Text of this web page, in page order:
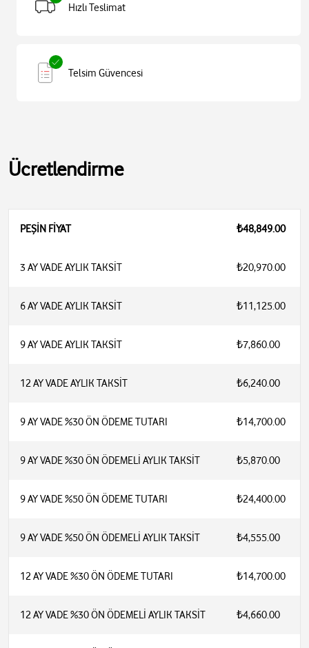
Hızlı Teslimat
Telsim Güvencesi
Ücretlendirme
PEŞİN FİYAT ₺48,849.00
3 AY VADE AYLIK TAKSİT ₺20,970.00
6 AY VADE AYLIK TAKSİT ₺11,125.00
9 AY VADE AYLIK TAKSİT ₺7,860.00
12 AY VADE AYLIK TAKSİT ₺6,240.00
9 AY VADE %30 ÖN ÖDEME TUTARI ₺14,700.00
9 AY VADE %30 ÖN ÖDEMELİ AYLIK TAKSİT ₺5,870.00
9 AY VADE %50 ÖN ÖDEME TUTARI ₺24,400.00
9 AY VADE %50 ÖN ÖDEMELİ AYLIK TAKSİT ₺4,555.00
12 AY VADE %30 ÖN ÖDEME TUTARI ₺14,700.00
12 AY VADE %30 ÖN ÖDEMELİ AYLIK TAKSİT ₺4,660.00